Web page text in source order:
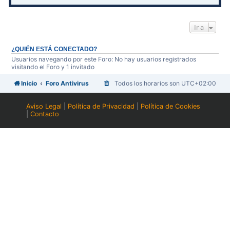
Ir a
¿QUIÉN ESTÁ CONECTADO?
Usuarios navegando por este Foro: No hay usuarios registrados
visitando el Foro y 1 invitado
Inicio Foro Antivirus Todos los horarios son UTC+02:00
Aviso Legal Política de Privacidad
Política de Cookies
|Contacto